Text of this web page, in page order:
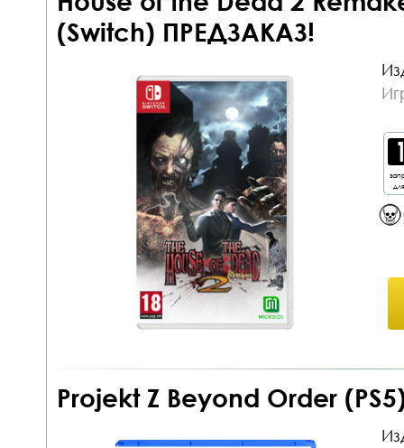
(Switch) ПРЕДЗАКАЗ!
Projekt Z Beyond Order